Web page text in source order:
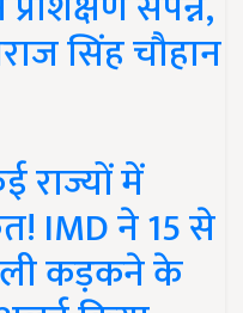
सिंह चौहान
राज्यों में
IMD ने 15 से
कड़कने के